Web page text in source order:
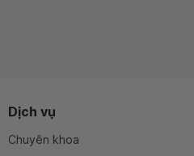
Dịch vụ
Chuyên khoa